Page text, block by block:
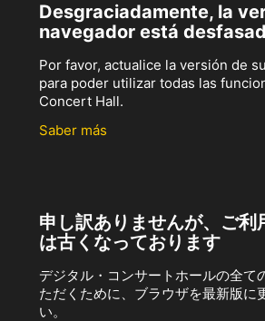
Desgraciadamente, la
navegador está
Por favor, actualice la versión de
para poder utilizar todas las
Concert Hall.
Saber más
申し訳ありませんが、ご利
は古くなっております
デジタル・コンサートホールの全て
ただくために、ブラウザを最新版に
い。